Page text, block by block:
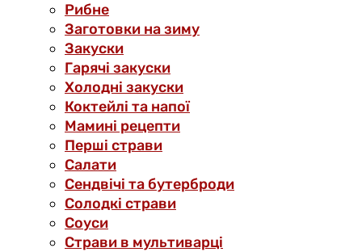
Рибне
Заготовки на зиму
Закуски
Гарячі закуски
Холодні закуски
Коктейлі та напої
Мамині рецепти
Перші страви
Салати
Сендвічі та бутерброди
Солодкі страви
Соуси
Страви в мультиварці